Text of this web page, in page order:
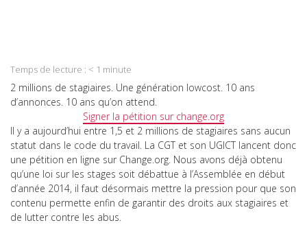
Email
Temps de lecture : < 1 minute
2 millions de stagiaires. Une génération lowcost. 10 ans
d’annonces. 10 ans qu’on attend.
Signer la pétition sur change.org
Il y a aujourd’hui entre 1,5 et 2 millions de stagiaires sans aucun
statut dans le code du travail. La CGT et son UGICT lancent donc
une pétition en ligne sur Change.org. Nous avons déjà obtenu
qu’une loi sur les stages soit débattue à l’Assemblée en début
d’année 2014, il faut désormais mettre la pression pour que son
contenu permette enfin de garantir des droits aux stagiaires et
de lutter contre les abus.